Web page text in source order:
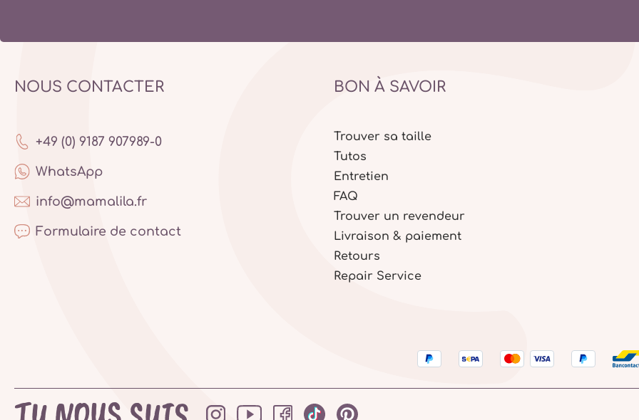
NOUS CONTACTER
+49 (0) 9187 907989-0
WhatsApp
info@mamalila.fr
Formulaire de contact
BON À SAVOIR
Trouver sa taille
Tutos
Entretien
FAQ
Trouver un revendeur
Livraison & paiement
Retours
Repair Service